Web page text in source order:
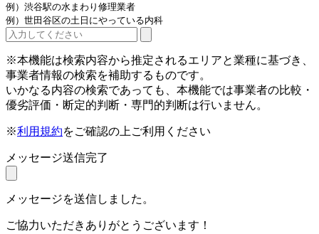
例）渋谷駅の水まわり修理業者
例）世田谷区の土日にやっている内科
※本機能は検索内容から推定されるエリアと業種に基づき、
事業者情報の検索を補助するものです。
いかなる内容の検索であっても、本機能では事業者の比較・
優劣評価・断定的判断・専門的判断は行いません。
※利用規約をご確認の上ご利用ください
メッセージ送信完了
メッセージを送信しました。
ご協力いただきありがとうございます！